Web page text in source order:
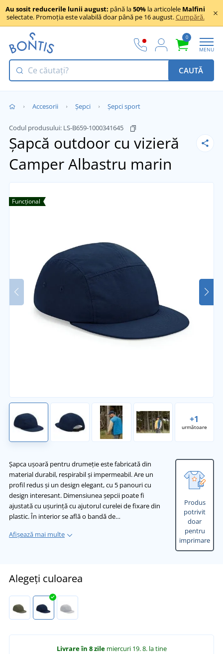
Au sosit reducerile lunii august: până la50% la articolele Malfini
selectate. Promoția este valabilă doar până pe 16 august.Cumpără.
0
MENU
CAUTĂ
Accesorii Șepci Șepci sport
Codul produsului: LS-B659-1000341645
Șapcă outdoor cu vizieră
CamperAlbastru marin
+1
următoare
Funcțional
Șapca ușoară pentru drumeție este fabricată din
material durabil, respirabil și impermeabil. Are un
profil redus și un design elegant, cu 5 panouri cu
design interesant. Dimensiunea șepcii poate fi
ajustată cu ușurință cu ajutorul curelei de fixare din
plastic. În interior se află o bandă de…
Afișează mai multe
Produs
potrivit
doar
pentru
imprimare
Alegeți culoarea
Livrare în 8 zile miercuri 19. 8. la tine